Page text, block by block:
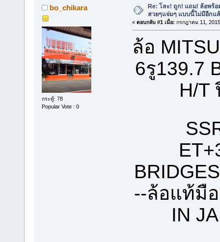
bo_chikara
กระทู้: 78
Popular Vote : 0
Re: โละ! ถูก! แถม! ล้อพร้
สวยๆแจ่มๆ แบบนี้ไม่มีอีกแ
« ตอบกลับ #1 เมื่อ: กรกฎาคม 11,
ล้อ
6รู139.7
H/
--ล้อแท้มื
IN